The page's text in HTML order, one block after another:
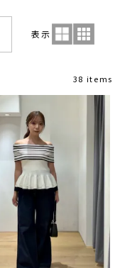
表示
38 items